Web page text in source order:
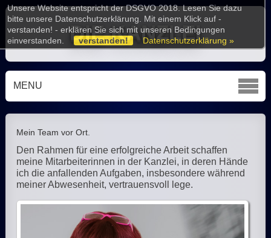
DIE KANZLEI
MENU
Mein Team vor Ort.
Den Rahmen für eine erfolgreiche Arbeit schaffen
meine Mitarbeiterinnen in der Kanzlei, in deren Hände
ich die anfallenden Aufgaben, insbesondere während
meiner Abwesenheit, vertrauensvoll lege.
Unsere Website entspricht der DSGVO 2018. Lesen Sie dazu
bitte unsere Datenschutzerklärung. Mit einem Klick auf -
verstanden! - erklären Sie sich mit unseren Bedingungen
einverstanden.
verstanden! Datenschutzerklärung »